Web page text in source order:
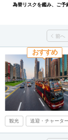
為替リスクを鑑み、ご
前へ
おすすめ
観光 送迎・チャーター